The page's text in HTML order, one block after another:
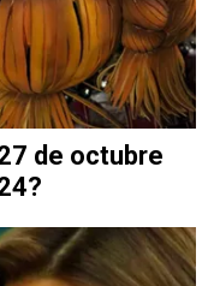
de octubre